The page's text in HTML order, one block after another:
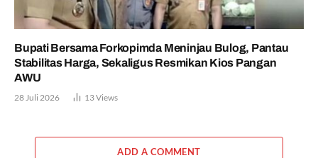
Bupati Bersama Forkopimda Meninjau Bulog, Pantau
Stabilitas Harga, Sekaligus Resmikan Kios Pangan
AWU
28 Juli 2026 13Views
ADD A COMMENT